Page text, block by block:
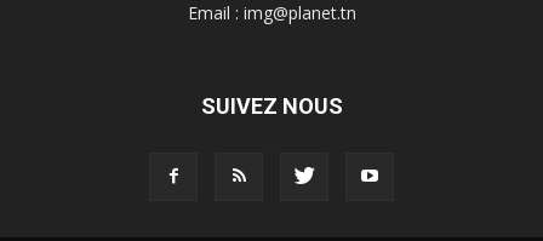
Email : img@planet.tn
SUIVEZ NOUS